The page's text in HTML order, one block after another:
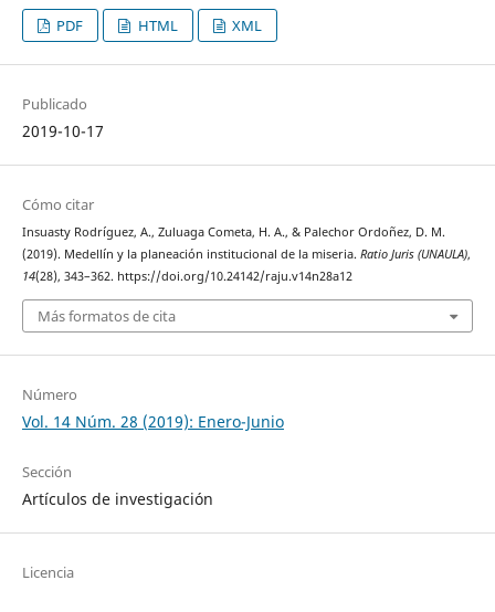
PDF HTML XML
Publicado
2019-10-17
Cómo citar
Insuasty Rodríguez, A., Zuluaga Cometa, H. A., & Palechor Ordoñez, D. M.
(2019). Medellín y la planeación institucional de la miseria. Ratio Juris (UNAULA),
14(28), 343–362. https://doi.org/10.24142/raju.v14n28a12
Más formatos de cita
Número
Vol. 14 Núm. 28 (2019): Enero-Junio
Sección
Artículos de investigación
Licencia